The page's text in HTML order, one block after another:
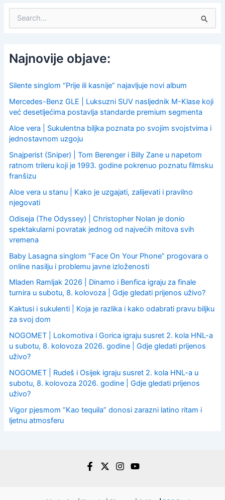
c
h
o
:
Najnovije objave:
Silente singlom “Prije ili kasnije” najavljuje novi album
Mercedes-Benz GLE | Luksuzni SUV nasljednik M-Klase koji
već desetljećima postavlja standarde premium segmenta
Aloe vera | Sukulentna biljka poznata po svojim svojstvima i
jednostavnom uzgoju
Snajperist (Sniper) | Tom Berenger i Billy Zane u napetom
ratnom trileru koji je 1993. godine pokrenuo poznatu filmsku
franšizu
Aloe vera u stanu | Kako je uzgajati, zalijevati i pravilno
njegovati
Odiseja (The Odyssey) | Christopher Nolan je donio
spektakularni povratak jednog od najvećih mitova svih
vremena
Baby Lasagna singlom “Face On Your Phone” progovara o
online nasilju i problemu javne izloženosti
Mladen Ramljak 2026 | Dinamo i Benfica igraju za finale
turnira u subotu, 8. kolovoza | Gdje gledati prijenos uživo?
Kaktusi i sukulenti | Koja je razlika i kako odabrati pravu biljku
za svoj dom
NOGOMET | Lokomotiva i Gorica igraju susret 2. kola HNL-a
u subotu, 8. kolovoza 2026. godine | Gdje gledati prijenos
uživo?
NOGOMET | Rudeš i Osijek igraju susret 2. kola HNL-a u
subotu, 8. kolovoza 2026. godine | Gdje gledati prijenos
uživo?
Vigor pjesmom “Kao tequila” donosi zarazni latino ritam i
ljetnu atmosferu